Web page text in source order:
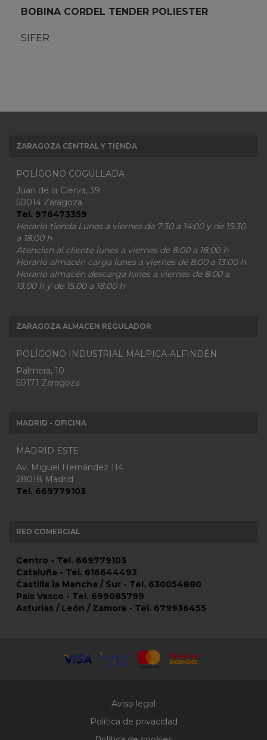
BOBINA CORDEL TENDER POLIESTER
SIFER
ZARAGOZA CENTRAL Y TIENDA
POLÍGONO COGULLADA
Juan de la Cierva, 39
50014 Zaragoza
Tel. 976473359
Horario tienda Lunes a viernes de 7:30 a 14:00 y de 15:30
a 18:00 h
Atencion al cliente lunes a viernes de 8:00 a 18:00 h
Horario almacén carga lunes a viernes de 8:00 a 13:00 h
Horario almacén descarga lunes a viernes de 8:00 a
13:00 h y de 15:00 a 18:00 h
ZARAGOZA ALMACEN REGULADOR
POLÍGONO INDUSTRIAL MALPICA-ALFINDÉN
Palmera, 10
50171 Zaragoza
MADRID - OFICINA
MADRID ESTE
Av. Miguel Hernández 114
28018 Madrid
Tel. 669779103
RED COMERCIAL
Centro - Tel. 669779103
Cataluña - Tel. 616644493
Castilla la Mancha / Sur - Tel. 630054880
País Vasco - Tel. 699085799
Asturias / León / Zamora - Tel. 679936455
Aviso legal
Política de privacidad